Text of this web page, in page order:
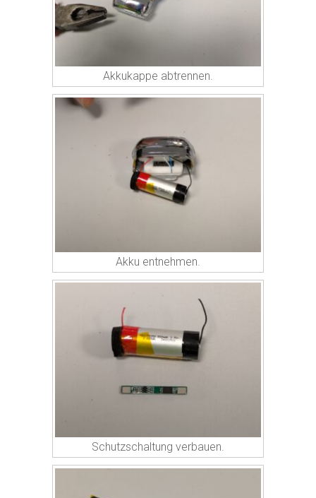
Akkukappe abtrennen.
Akku entnehmen.
Schutzschaltung verbauen.